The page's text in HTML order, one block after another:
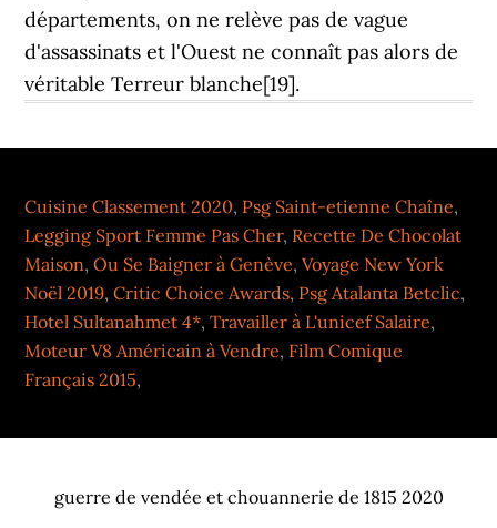
Cuisine Classement 2020, Psg Saint-etienne Chaîne,
Legging Sport Femme Pas Cher, Recette De Chocolat
Maison,Ou Se Baigner à Genève,Voyage New York
Noël 2019,Critic Choice Awards, Psg Atalanta Betclic,
Hotel Sultanahmet 4*,Travailler à L'unicef Salaire,
Moteur V8 Américain à Vendre, Film Comique
Français 2015,
guerre de vendée et chouannerie de 1815 2020